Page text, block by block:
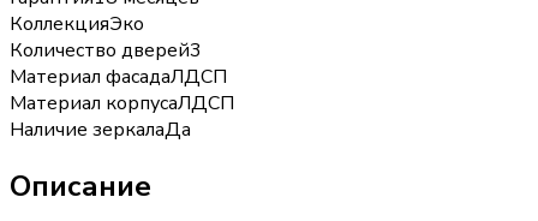
КоллекцияЭко
Количество дверей3
Материал фасадаЛДСП
Материал корпусаЛДСП
Наличие зеркалаДа
Описание